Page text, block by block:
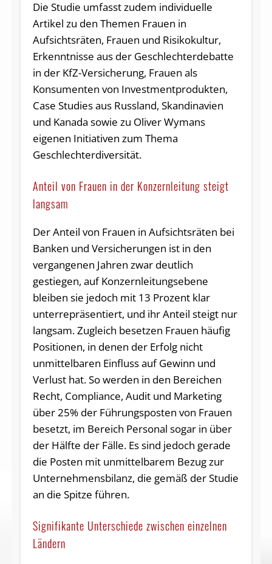
Die Studie umfasst zudem individuelle
Artikel zu den Themen Frauen in
Aufsichtsräten, Frauen und Risikokultur,
Erkenntnisse aus der Geschlechterdebatte
in der KfZ-Versicherung, Frauen als
Konsumenten von Investmentprodukten,
Case Studies aus Russland, Skandinavien
und Kanada sowie zu Oliver Wymans
eigenen Initiativen zum Thema
Geschlechterdiversität.
Anteil von Frauen in der Konzernleitung steigt
langsam
Der Anteil von Frauen in Aufsichtsräten bei
Banken und Versicherungen ist in den
vergangenen Jahren zwar deutlich
gestiegen, auf Konzernleitungsebene
bleiben sie jedoch mit 13 Prozent klar
unterrepräsentiert, und ihr Anteil steigt nur
langsam. Zugleich besetzen Frauen häufig
Positionen, in denen der Erfolg nicht
unmittelbaren Einfluss auf Gewinn und
Verlust hat. So werden in den Bereichen
Recht, Compliance, Audit und Marketing
über 25% der Führungsposten von Frauen
besetzt, im Bereich Personal sogar in über
der Hälfte der Fälle. Es sind jedoch gerade
die Posten mit unmittelbarem Bezug zur
Unternehmensbilanz, die gemäß der Studie
an die Spitze führen.
Signifikante Unterschiede zwischen einzelnen
Ländern